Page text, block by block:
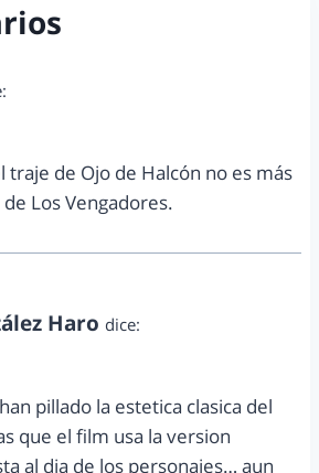
traje de Ojo de Halcón no es más
Los Vengadores.
Haro dice:
pillado la estetica clasica del
que el film usa la version
al dia de los personajes… aun